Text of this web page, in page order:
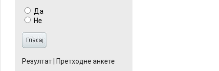
Да
Не
Резултат Претходне анкете